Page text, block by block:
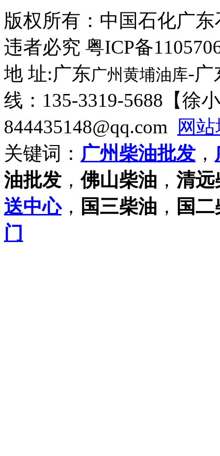
版权所有： 中国石化广
违者必究 粤ICP备
地 址:广东广州黄埔油库-广
线：135-3319-5688【徐
844435148@qq.com
网
关键词： 广州柴油批发 ，
油批发 ，佛山柴油 ， 清远
送中心， 国三柴油 ， 国
门